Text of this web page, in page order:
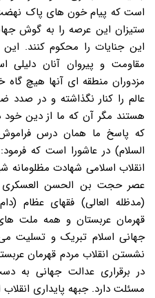
است که پیام خون های پاک
ستیزان این عرصه را به گوش
این جنایات را محکوم کنند.
مقاومت و پیروان آنان
مزدوران منطقه ای آنها هیچ گاه
عالم را کنار نگذاشته و در صدد
هستند مگر آن که ما از دین خود
که پاسخ ما همان درس فراموش
السلام) در عاشورا است که
انقلاب اسلامی شهادت مظلومانه
عصر حجت بن الحسن العسکری
(مدظله العالی) فقهای عظام
قهرمان عربستان و همه ملت
جهانی اسلام تبریک و تسلیت
نشستن انقلاب مردم قهرمان
در برقراری عدالت جهانی به
مسئلت دارد. جبهه پایداری انقلاب